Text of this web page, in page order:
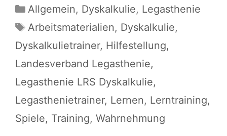
Kategorien
Allgemein, Dyskalkulie, Legasthenie
Schlagwörter
Arbeitsmaterialien, Dyskalkulie,
Dyskalkulietrainer, Hilfestellung,
Landesverband Legasthenie,
Legasthenie LRS Dyskalkulie,
Legasthenietrainer, Lernen, Lerntraining,
Spiele, Training, Wahrnehmung